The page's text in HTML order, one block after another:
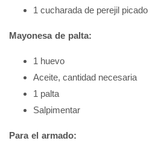
1 cucharada de perejil picado
Mayonesa de palta:
1 huevo
Aceite, cantidad necesaria
1 palta
Salpimentar
Para el armado: